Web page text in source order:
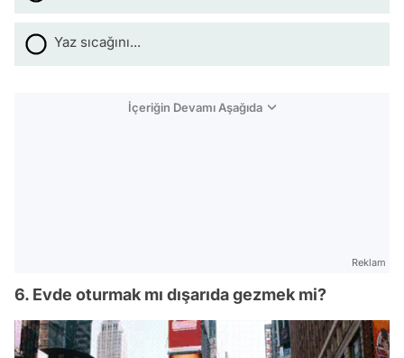
Yaz sıcağını...
İçeriğin Devamı Aşağıda
Reklam
6. Evde oturmak mı dışarıda gezmek mi?